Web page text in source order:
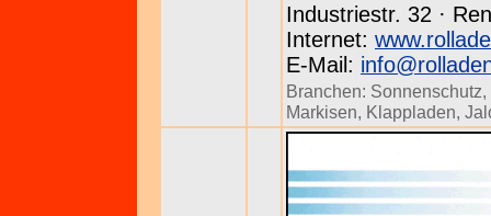
Industriestr. 32 ·
Internet:
E-Mail:
Branchen: Sonnenschutz,
Markisen, Klappladen,